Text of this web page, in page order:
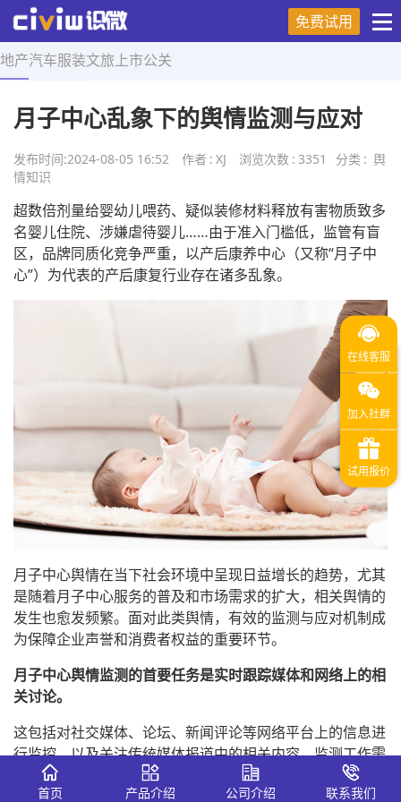
免费试用
地产汽车服装文旅 上市公关
首页 > 舆情知识 > 正文
月子中心乱象下的舆情监测与应对
发布时间:2024-08-05 16:52 作者 : XJ 浏览次数 : 3351 分类 : 舆
情知识
超数倍剂量给婴幼儿喂药、疑似装修材料释放有害物质致多
名婴儿住院、涉嫌虐待婴儿……由于准入门槛低，监管有盲
区，品牌同质化竞争严重，以产后康养中心（又称“月子中
心”）为代表的产后康复行业存在诸多乱象。
月子中心舆情在当下社会环境中呈现日益增长的趋势，尤其
是随着月子中心服务的普及和市场需求的扩大，相关舆情的
发生也愈发频繁。面对此类舆情，有效的监测与应对机制成
为保障企业声誉和消费者权益的重要环节。
月子中心舆情监测的首要任务是实时跟踪媒体和网络上的相
关讨论。
这包括对社交媒体、论坛、新闻评论等网络平台上的信息进
行监控，以及关注传统媒体报道中的相关内容。监测工作需
要运用专业的
舆情监测系统
，这些系统能够通过关键词如
“月子中心”来自动收集相关的讨论和报道，确保重要信息不
首页 产品介绍 公司介绍 联系我们